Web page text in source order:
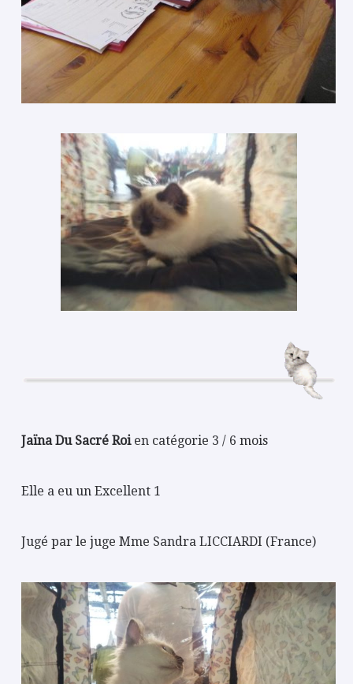
Jaïna Du Sacré Roien catégorie 3 / 6 mois
Elle a eu un Excellent 1
Jugé par le juge Mme Sandra LICCIARDI (France)